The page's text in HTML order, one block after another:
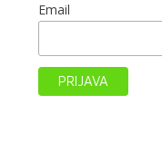
Email